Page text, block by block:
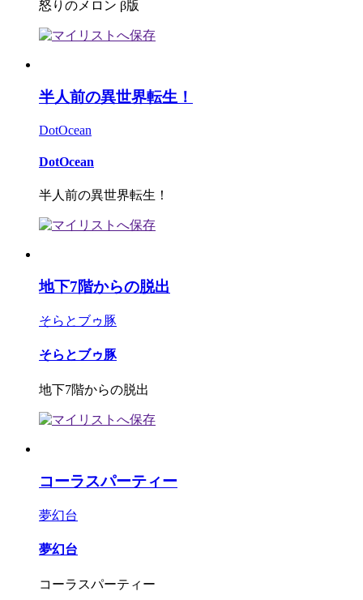
怒りのメロン β版
半人前の異世界転生！
DotOcean
DotOcean
半人前の異世界転生！
地下7階からの脱出
そらとブゥ豚
そらとブゥ豚
地下7階からの脱出
コーラスパーティー
夢幻台
夢幻台
コーラスパーティー